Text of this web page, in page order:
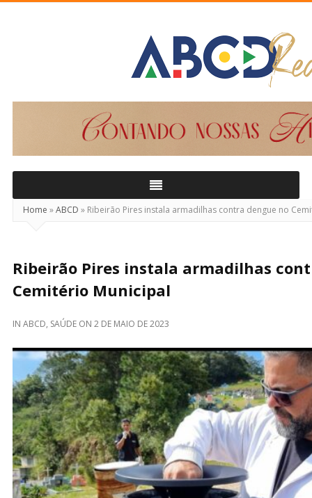
Home »ABCD » Ribeirão Pires instala armadilhas contra dengue no
Ribeirão Pires instala armadilhas
Cemitério Municipal
IN ABCD, SAÚDE ON 2 DE MAIO DE 2023